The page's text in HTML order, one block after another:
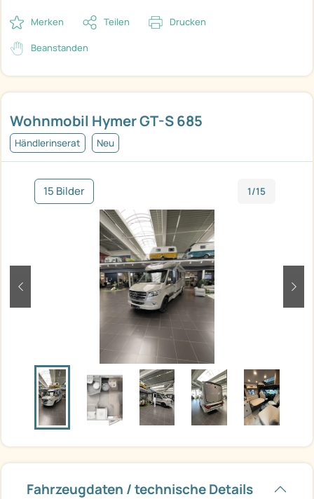
Wohnmobil Hymer GT-S 685
Händlerinserat Neu
15 Bilder 1/15
zurück
Fahrzeugdaten / technische Details
Merken Teilen Drucken
Beanstanden